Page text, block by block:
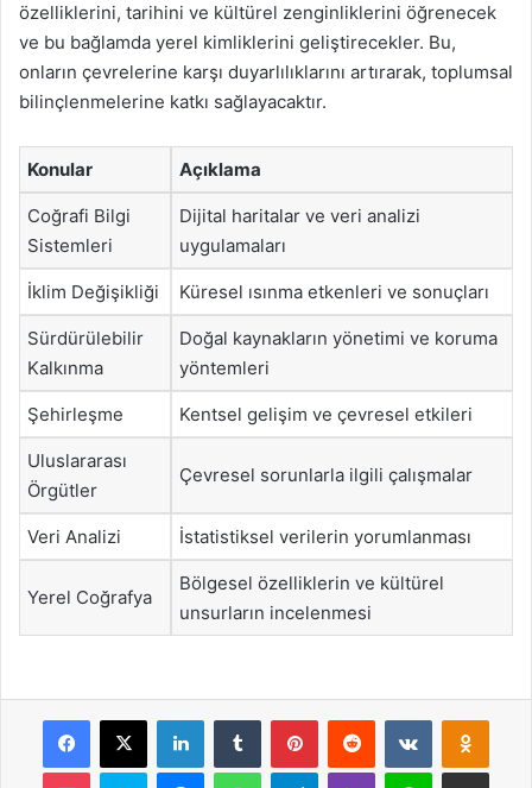
özelliklerini, tarihini ve kültürel zenginliklerini öğrenecek
ve bu bağlamda yerel kimliklerini geliştirecekler. Bu,
onların çevrelerine karşı duyarlılıklarını artırarak, toplumsal
bilinçlenmelerine katkı sağlayacaktır.
Konular Açıklama
Coğrafi Bilgi
Sistemleri
Dijital haritalar ve veri analizi
uygulamaları
İklim Değişikliği Küresel ısınma etkenleri ve sonuçları
Sürdürülebilir
Kalkınma
Doğal kaynakların yönetimi ve koruma
yöntemleri
Şehirleşme Kentsel gelişim ve çevresel etkileri
Uluslararası
Örgütler
Çevresel sorunlarla ilgili çalışmalar
Veri Analizi İstatistiksel verilerin yorumlanması
Yerel Coğrafya
Bölgesel özelliklerin ve kültürel
unsurların incelenmesi
Facebook
X LinkedInTumblr PinterestReddit VKontakte
Pocket Skype MessengerWhatsAppTelegramViber Line E-Posta ile